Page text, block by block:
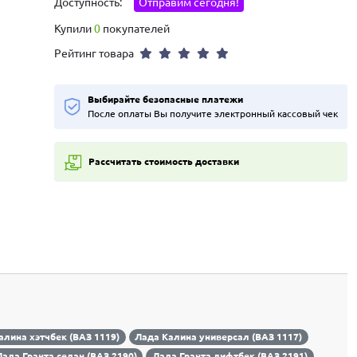
Купили0 покупателей
Рейтинг товара
Выбирайте безопасные платежи
После оплаты Вы получите электронный кассовый чек
Рассчитать стоимость доставки
хэтчбек (ВАЗ 1119)
Лада Калина универсал (ВАЗ 1117)